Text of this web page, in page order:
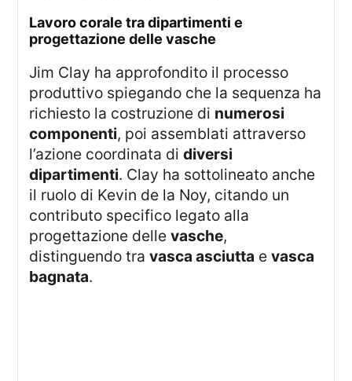
lavoro corale tra dipartimenti e
progettazione delle vasche
Jim Clay ha approfondito il processo
produttivo spiegando che la sequenza ha
richiesto la costruzione di numerosi
componenti, poi assemblati attraverso
l’azione coordinata didiversi
dipartimenti. Clay ha sottolineato anche
il ruolo di Kevin de la Noy, citando un
contributo specifico legato alla
progettazione dellevasche,
distinguendo travasca asciutta evasca
bagnata.